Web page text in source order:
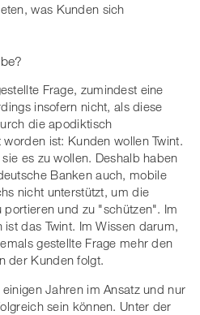
was Kunden sich
Frage, zumindest eine
insofern nicht, als diese
die apodiktisch
ist: Kunden wollen Twint.
es zu wollen. Deshalb haben
Banken auch, mobile
nicht unterstützt, um die
portieren und zu "schützen". Im
das Twint. Im Wissen darum,
gestellte Frage mehr den
der Kunden folgt.
Jahren im Ansatz und nur
sein können. Unter der